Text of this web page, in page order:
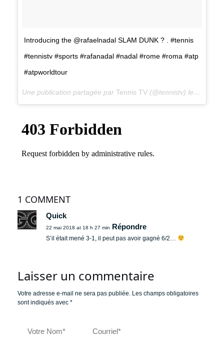
Introducing the @rafaelnadal SLAM DUNK ? . #tennis
#tennistv #sports #rafanadal #nadal #rome #roma #atp
#atpworldtour
Une publication partagée par Tennis TV (@tennistv) le 21 Mai
1 COMMENT
Quick
22 mai 2018 at 18 h 27 min Répondre
S’il était mené 3-1, il peut pas avoir gagné 6/2…
Laisser un commentaire
Votre adresse e-mail ne sera pas publiée. Les champs obligatoires
sont indiqués avec *